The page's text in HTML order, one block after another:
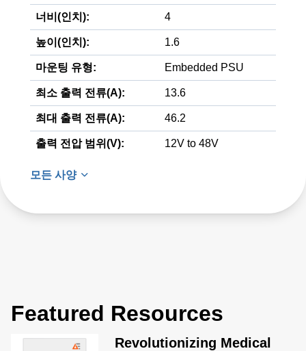
너비(인치): 4
높이(인치): 1.6
마운팅 유형: Embedded PSU
최소 출력 전류(A): 13.6
최대 출력 전류(A): 46.2
출력 전압 범위(V): 12V to 48V
모든 사양
Featured Resources
Revolutionizing Medical